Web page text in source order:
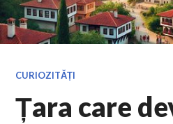
CURIOZITĂȚI
Țara care